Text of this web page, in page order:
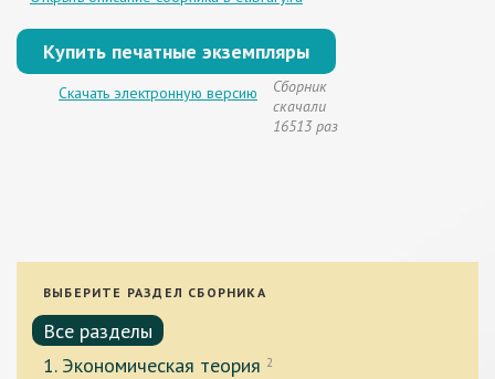
Купить печатные экземпляры
Скачать электронную версию
Сборник
скачали
16513 раз
ВЫБЕРИТЕ РАЗДЕЛ СБОРНИКА
Все разделы
1. Экономическая теория 2